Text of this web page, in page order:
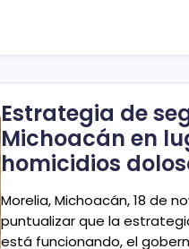
Estrategia de
Michoacán en
homicidios
Morelia, Michoacán, 18 de
puntualizar que la
está funcionando, el